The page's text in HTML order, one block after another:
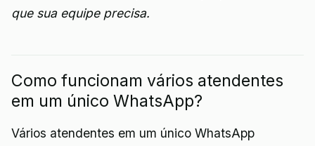
que sua equipe precisa.
Como funcionam vários atendentes
em um único WhatsApp?
Vários atendentes em um único WhatsApp